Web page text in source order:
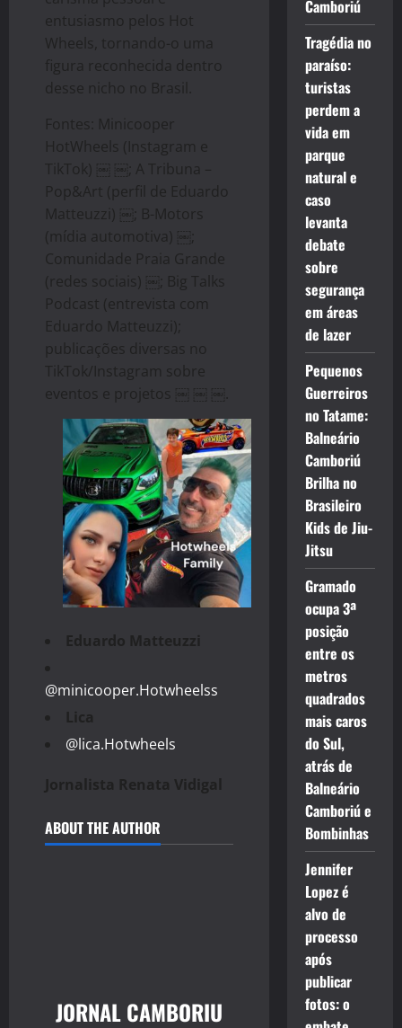
entusiasmo pelos Hot
Wheels, tornando-o uma
figura reconhecida dentro
desse nicho no Brasil.
Fontes: Minicooper
HotWheels (Instagram e
TikTok) ￼ ￼; A Tribuna –
Pop&Art (perfil de Eduardo
Matteuzzi) ￼; B-Motors
(mídia automotiva) ￼;
Comunidade Praia Grande
(redes sociais) ￼; Big Talks
Podcast (entrevista com
Eduardo Matteuzzi);
publicações diversas no
TikTok/Instagram sobre
eventos e projetos ￼ ￼ ￼.
Eduardo Matteuzzi
@minicooper.Hotwheelss
Lica
@lica.Hotwheels
Jornalista Renata Vidigal
ABOUT THE AUTHOR
JORNAL CAMBORIU
Camboriú
Tragédia no
paraíso:
turistas
perdem a
vida em
parque
natural e
caso
levanta
debate
sobre
segurança
em áreas
de lazer
Pequenos
Guerreiros
no Tatame:
Balneário
Camboriú
Brilha no
Brasileiro
Kids de Jiu-
Jitsu
Gramado
ocupa 3ª
posição
entre os
metros
quadrados
mais caros
do Sul,
atrás de
Balneário
Camboriú e
Bombinhas
Jennifer
Lopez é
alvo de
processo
após
publicar
fotos: o